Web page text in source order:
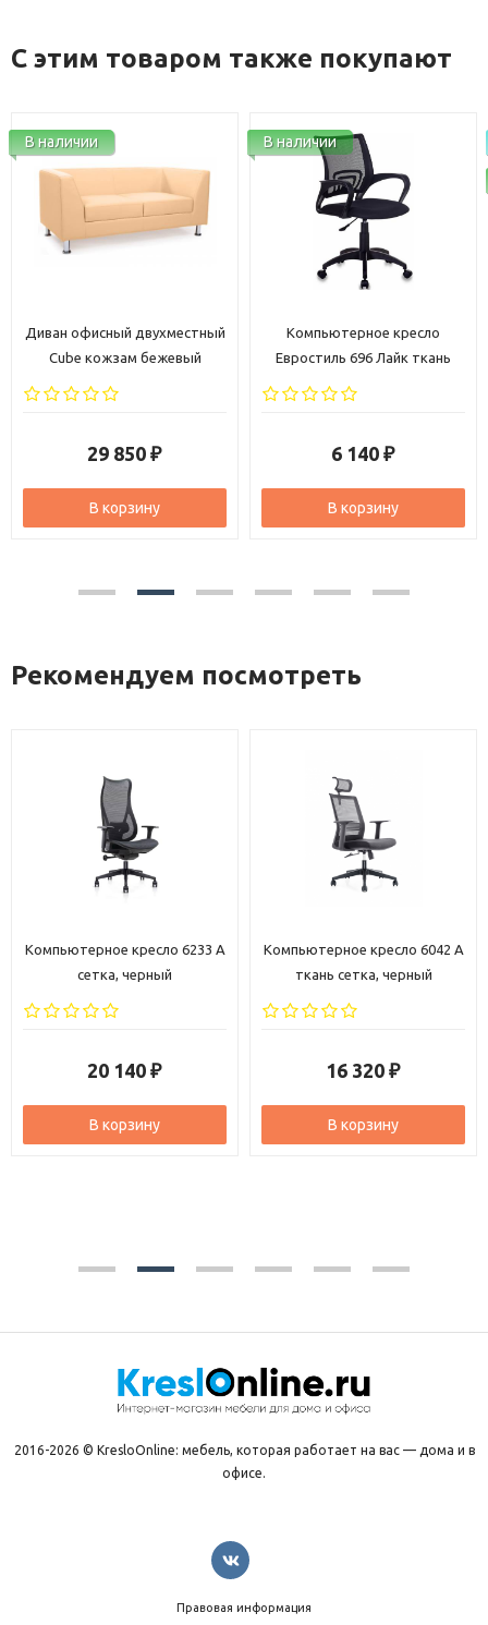
С этим товаром также покупают
В наличии
Диван офисный двухместный
Cube кожзам бежевый
29 850 ₽
В корзину
В наличии
Компьютерное кресло
Евростиль 696 Лайк ткань
6 140 ₽
В корзину
Рекомендуем посмотреть
Компьютерное кресло 6233 A
сетка, черный
20 140 ₽
В корзину
Компьютерное кресло 6042 A
ткань сетка, черный
16 320 ₽
В корзину
2016-2026 © KresloOnline: мебель, которая работает на вас — дома и в
офисе.
Правовая информация